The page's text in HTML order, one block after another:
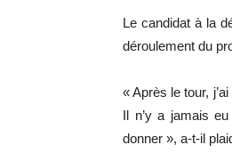
Le candidat à la
déroulement du
« Après le tour,
Il n’y a jamais
donner », a-t-il